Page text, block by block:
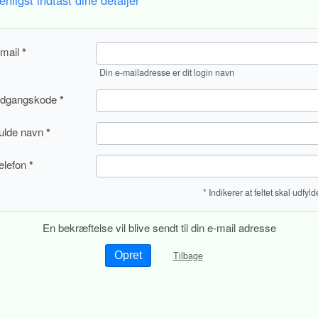
Din e-mailadresse er dit login navn
navn
* Indikerer at feltet skal
En bekræftelse vil blive sendt til din e-mail adresse
Tilbage